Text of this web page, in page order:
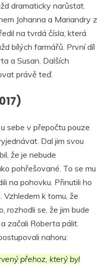
dramaticky narůstat.
Johanna a Mariandry z
na tvrdá čísla, která
bílých farmářů. První díl
a Susan. Dalších
právě teď.
sebe v přepočtu pouze
Dal jim svou
že je nebude
pohřešované. To se mu
na pohovku. Přinutili ho
k tomu, že
rozhodli se, že jim bude
začali Roberta pálit.
nahoru:
přehoz, který byl